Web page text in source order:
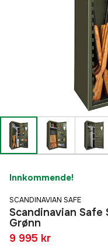
Innkommende!
SCANDINAVIAN SAFE
Scandinavian Safe
Grønn
9 995 kr